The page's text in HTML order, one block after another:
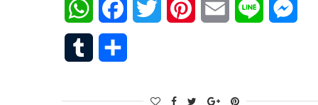
WhatsAppFacebookTwitter PinterestEmail Line
Tumblr